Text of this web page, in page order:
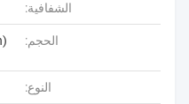
الشفافية:
الحجم:
النوع: